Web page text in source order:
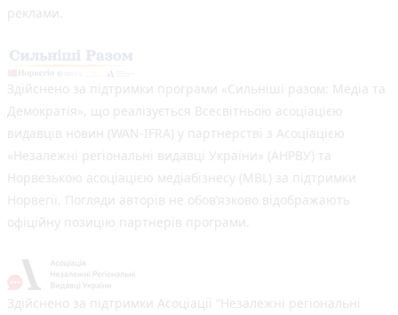
реклами.
Здійснено за підтримки програми «Сильніші разом: Медіа та
Демократія», що реалізується Всесвітньою асоціацією
видавців новин (WAN-IFRA) у партнерстві з Асоціацією
«Незалежні регіональні видавці України» (АНРВУ) та
Норвезькою асоціацією медіабізнесу (MBL) за підтримки
Норвегії. Погляди авторів не обов’язково відображають
офіційну позицію партнерів програми.
Здійснено за підтримки Асоціації “Незалежні регіональні